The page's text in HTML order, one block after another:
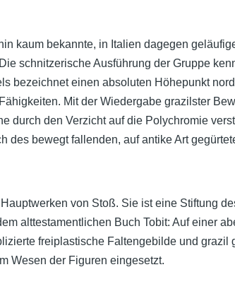
kaum bekannte, in Italien dagegen
schnitzerische Ausführung der Gruppe
bezeichnet einen absoluten Höhepunkt
Mit der Wiedergabe grazilster
durch den Verzicht auf die Polychromie
des bewegt fallenden, auf antike Art
von Stoß. Sie ist eine Stiftung
alttestamentlichen Buch Tobit: Auf einer
freiplastische Faltengebilde und
Wesen der Figuren eingesetzt.